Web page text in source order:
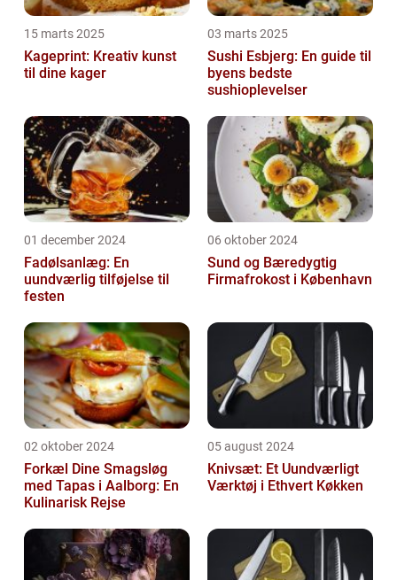
15 marts 2025
Kageprint: Kreativ kunst
til dine kager
03 marts 2025
Sushi Esbjerg: En guide til
byens bedste
sushioplevelser
01 december 2024
Fadølsanlæg: En
uundværlig tilføjelse til
festen
06 oktober 2024
Sund og Bæredygtig
Firmafrokost i København
02 oktober 2024
Forkæl Dine Smagsløg
med Tapas i Aalborg: En
Kulinarisk Rejse
05 august 2024
Knivsæt: Et Uundværligt
Værktøj i Ethvert Køkken